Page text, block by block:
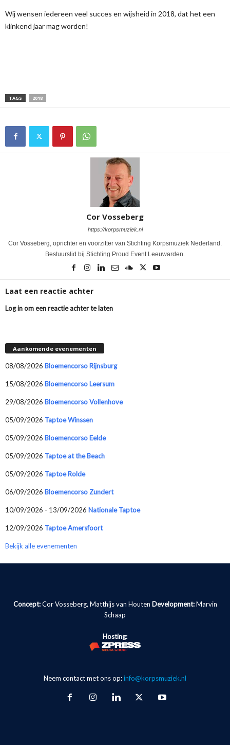
Wij wensen iedereen veel succes en wijsheid in 2018, dat het een
klinkend jaar mag worden!
TAGS 2018
Cor Vosseberg
https://korpsmuziek.nl
Cor Vosseberg, oprichter en voorzitter van Stichting Korpsmuziek Nederland.
Bestuurslid bij Stichting Proud Event Leeuwarden.
Laat een reactie achter
Log in om een reactie achter te laten
Aankomende evenementen
08/08/2026 Bloemencorso Rijnsburg
15/08/2026 Bloemencorso Leersum
29/08/2026 Bloemencorso Vollenhove
05/09/2026 Taptoe Winssen
05/09/2026 Bloemencorso Eelde
05/09/2026 Taptoe at the Beach
05/09/2026 Taptoe Rolde
06/09/2026 Bloemencorso Zundert
10/09/2026 - 13/09/2026 Nationale Taptoe
12/09/2026 Taptoe Amersfoort
Bekijk alle evenementen
Concept:Cor Vosseberg, Matthijs van Houten Development: Marvin
Schaap
Hosting:
Neem contact met ons op:info@korpsmuziek.nl